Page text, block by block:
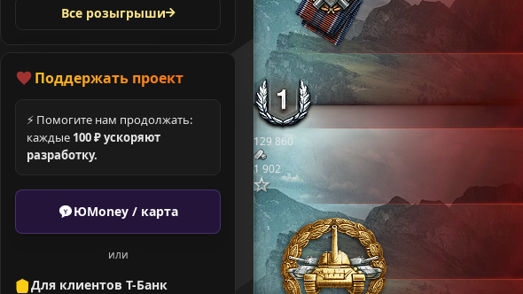
Все розыгрыши
Поддержать проект
⚡ Помогите нам продолжать:
каждые 100 ₽ ускоряют
разработку.
ЮMoney / карта
или
Для клиентов Т-Банк
129 860
1 902